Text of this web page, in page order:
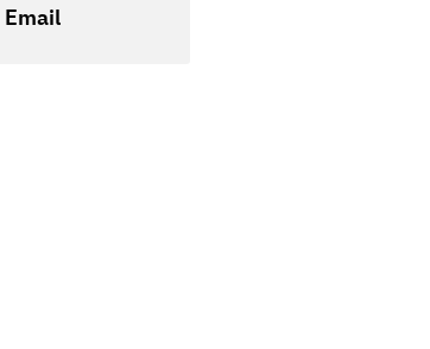
Email